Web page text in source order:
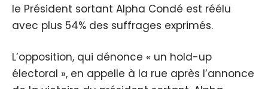
le Président sortant Alpha Condé est réélu
avec plus 54% des suffrages exprimés.
L’opposition, qui dénonce « un hold-up
électoral », en appelle à la rue après l’annonce